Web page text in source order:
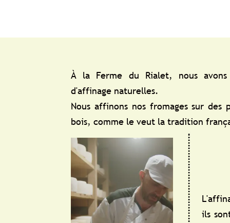
À la Ferme du Rialet, nous avons
d'affinage naturelles.
Nous affinons nos fromages sur des
bois, comme le veut la tradition
ils